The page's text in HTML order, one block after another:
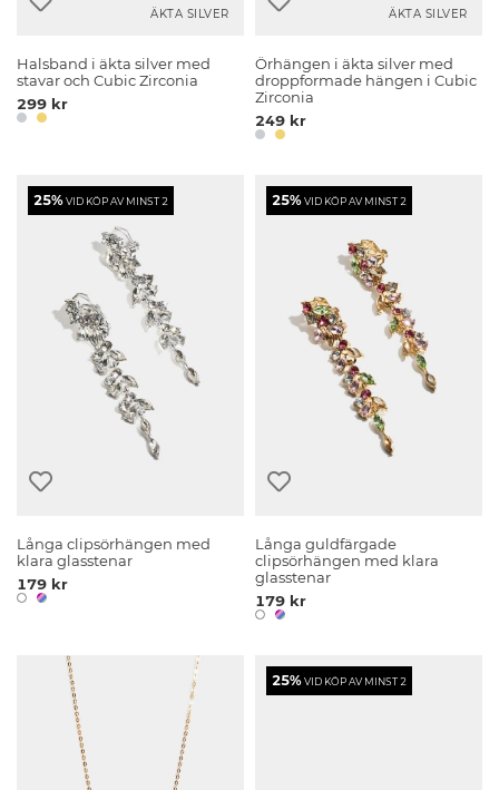
ÄKTA SILVER
Halsband i äkta silver med
stavar och Cubic Zirconia
299 kr
ÄKTA SILVER
Örhängen i äkta silver med
droppformade hängen i Cubic
Zirconia
249 kr
25%VID KÖP AV MINST 2
Långa clipsörhängen med
klara glasstenar
179 kr
25%VID KÖP AV MINST 2
Långa guldfärgade
clipsörhängen med klara
glasstenar
179 kr
25%VID KÖP AV MINST 2